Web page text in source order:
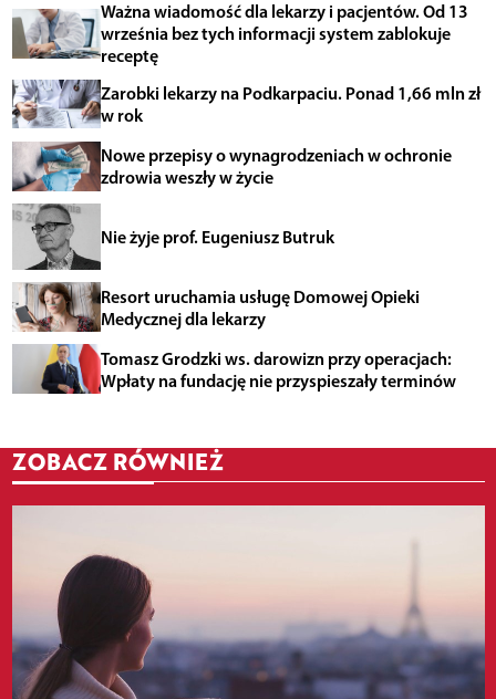
Ważna wiadomość dla lekarzy i pacjentów. Od 13
września bez tych informacji system zablokuje
receptę
Zarobki lekarzy na Podkarpaciu. Ponad 1,66 mln zł
w rok
Nowe przepisy o wynagrodzeniach w ochronie
zdrowia weszły w życie
Nie żyje prof. Eugeniusz Butruk
Resort uruchamia usługę Domowej Opieki
Medycznej dla lekarzy
Tomasz Grodzki ws. darowizn przy operacjach:
Wpłaty na fundację nie przyspieszały terminów
ZOBACZ RÓWNIEŻ